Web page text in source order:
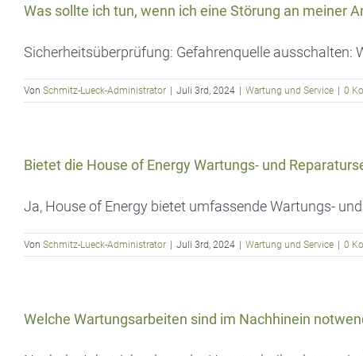
Zum
springen
Was sollte ich tun, wenn ich eine Störung an meiner
Sicherheitsüberprüfung: Gefahrenquelle ausschalten:
Von Schmitz-Lueck-Administrator Juli 3rd, 2024 Wartung und Service 0
Bietet die House of Energy Wartungs- und
Ja, House of Energy bietet umfassende Wartungs-
Von Schmitz-Lueck-Administrator Juli 3rd, 2024 Wartung und Service 0
Welche Wartungsarbeiten sind im Nachhinein